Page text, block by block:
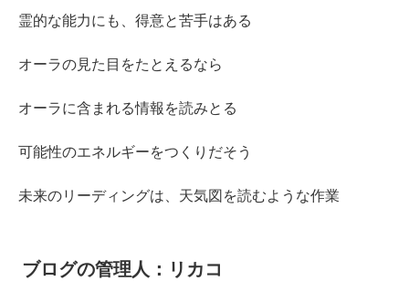
霊的な能力にも、得意と苦手はある
オーラの見た目をたとえるなら
オーラに含まれる情報を読みとる
可能性のエネルギーをつくりだそう
未来のリーディングは、天気図を読むような作業
ブログの管理人：リカコ